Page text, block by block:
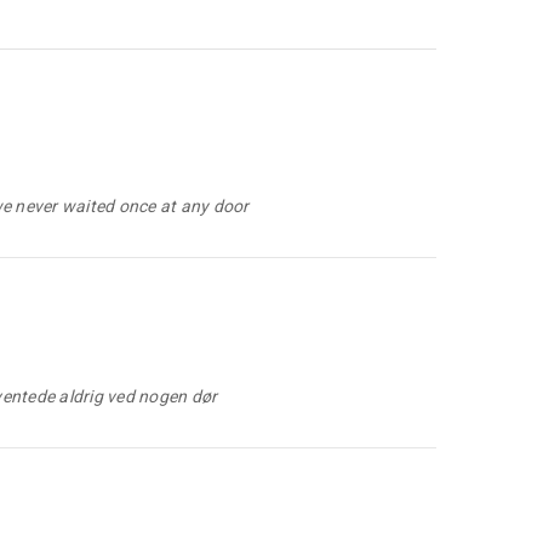
never waited once at any door
aldrig ved nogen dør